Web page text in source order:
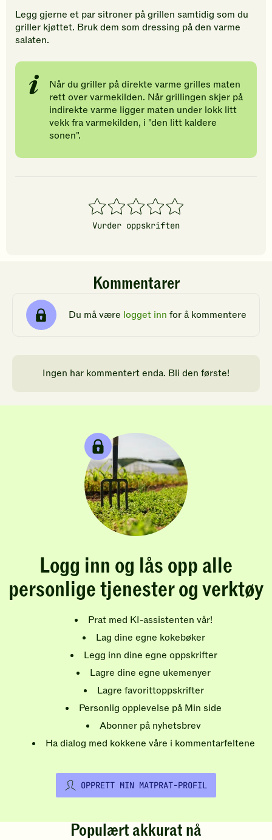
Legg gjerne et par sitroner på grillen samtidig som du
griller kjøttet. Bruk dem som dressing på den varme
salaten.
Når du griller på direkte varme grilles maten
rett over varmekilden. Når grillingen skjer på
indirekte varme ligger maten under lokk litt
vekk fra varmekilden, i "den litt kaldere
sonen".
1
stjerner
2
stjerner
3
stjerner
4
stjerner
5
stjerner
Vurder oppskriften
Kommentarer
Du må være logget inn for å kommentere
Ingen har kommentert enda. Bli den første!
Logg inn og lås opp alle
personlige tjenester og verktøy
Prat med KI-assistenten vår!
Lag dine egne kokebøker
Legg inn dine egne oppskrifter
Lagre dine egne ukemenyer
Lagre favorittoppskrifter
Personlig opplevelse på Min side
Abonner på nyhetsbrev
Ha dialog med kokkene våre i kommentarfeltene
OPPRETT MIN MATPRAT-PROFIL
Populært akkurat nå